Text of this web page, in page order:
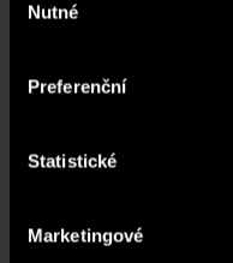
souhlasu
Nutné
Preferenční
Statistické
Marketingové
sjednat prohlídku?
ozveme.